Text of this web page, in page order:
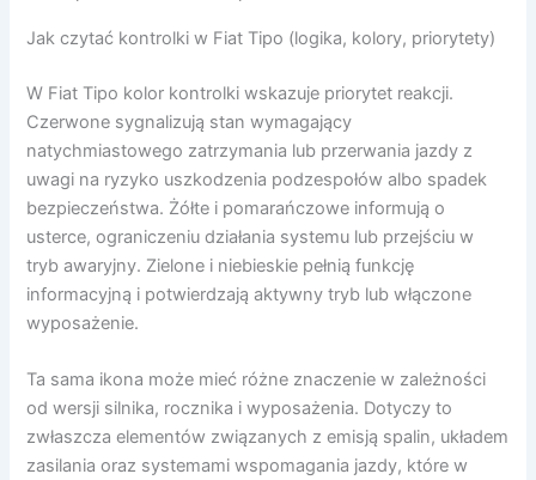
Jak czytać kontrolki w Fiat Tipo (logika, kolory, priorytety)
W Fiat Tipo kolor kontrolki wskazuje priorytet reakcji.
Czerwone sygnalizują stan wymagający
natychmiastowego zatrzymania lub przerwania jazdy z
uwagi na ryzyko uszkodzenia podzespołów albo spadek
bezpieczeństwa. Żółte i pomarańczowe informują o
usterce, ograniczeniu działania systemu lub przejściu w
tryb awaryjny. Zielone i niebieskie pełnią funkcję
informacyjną i potwierdzają aktywny tryb lub włączone
wyposażenie.
Ta sama ikona może mieć różne znaczenie w zależności
od wersji silnika, rocznika i wyposażenia. Dotyczy to
zwłaszcza elementów związanych z emisją spalin, układem
zasilania oraz systemami wspomagania jazdy, które w